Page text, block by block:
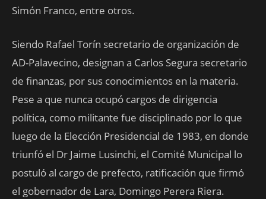
Simón Franco, entre otros.
Siendo Rafael Torín secretario de organización de
AD-Palavecino, designan a Carlos Segura secretario
de finanzas, por sus conocimientos en la materia.
Pese a que nunca ocupó cargos de dirigencia
política, como militante fue disciplinado por lo que
luego de la Elección Presidencial de 1983, en donde
triunfó el Dr Jaime Lusinchi, el Comité Municipal lo
postuló al cargo de prefecto, ratificación que firmó
el gobernador de Lara, Domingo Perera Riera.